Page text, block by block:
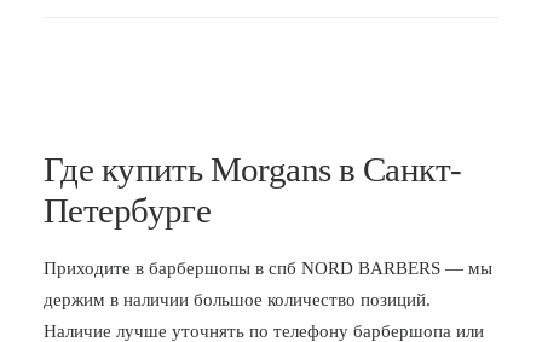
Где купить Morgans в Санкт-
Петербурге
Приходите в барбершопы в спб NORD BARBERS — мы
держим в наличии большое количество позиций.
Наличие лучше уточнять по телефону барбершопа или